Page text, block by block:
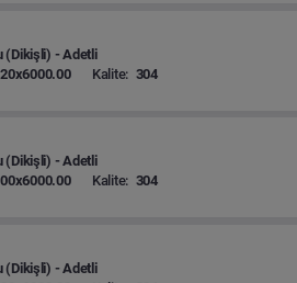
(Dikişli) - Adetli
Kalite: 304
(Dikişli) - Adetli
Kalite: 304
(Dikişli) - Adetli